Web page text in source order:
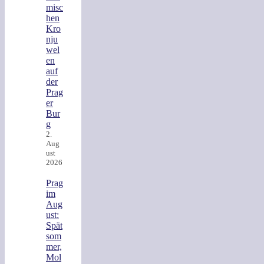
misc
hen
Kro
nju
wel
en
auf
der
Prag
er
Bur
g
2.
Aug
ust
2026
Prag
im
Aug
ust:
Spät
som
mer,
Mol